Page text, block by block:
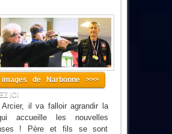
de Narbonne >>>
ICI
il va falloir agrandir la
accueille les nouvelles
! Père et fils se sont